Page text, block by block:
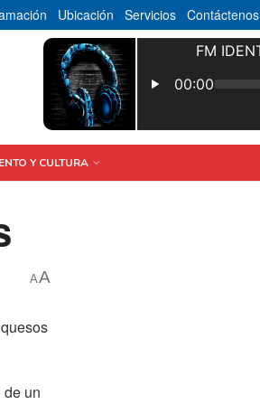
Ubicación Servicios Contáctenos
Y CULTURA
AA
un